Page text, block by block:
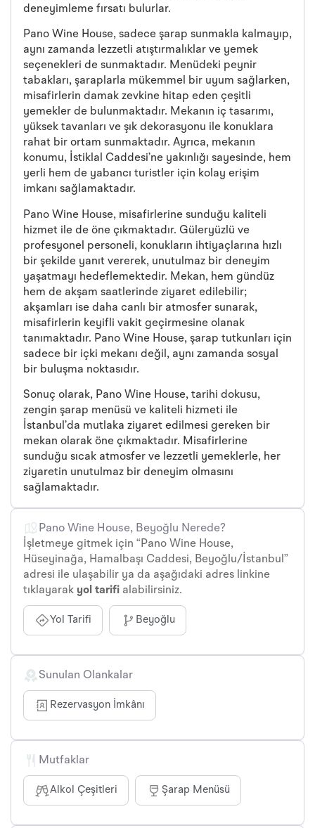
deneyimleme fırsatı bulurlar.
Pano Wine House, sadece şarap sunmakla kalmayıp,
aynı zamanda lezzetli atıştırmalıklar ve yemek
seçenekleri de sunmaktadır. Menüdeki peynir
tabakları, şaraplarla mükemmel bir uyum sağlarken,
misafirlerin damak zevkine hitap eden çeşitli
yemekler de bulunmaktadır. Mekanın iç tasarımı,
yüksek tavanları ve şık dekorasyonu ile konuklara
rahat bir ortam sunmaktadır. Ayrıca, mekanın
konumu, İstiklal Caddesi’ne yakınlığı sayesinde, hem
yerli hem de yabancı turistler için kolay erişim
imkanı sağlamaktadır.
Pano Wine House, misafirlerine sunduğu kaliteli
hizmet ile de öne çıkmaktadır. Güleryüzlü ve
profesyonel personeli, konukların ihtiyaçlarına hızlı
bir şekilde yanıt vererek, unutulmaz bir deneyim
yaşatmayı hedeflemektedir. Mekan, hem gündüz
hem de akşam saatlerinde ziyaret edilebilir;
akşamları ise daha canlı bir atmosfer sunarak,
misafirlerin keyifli vakit geçirmesine olanak
tanımaktadır. Pano Wine House, şarap tutkunları için
sadece bir içki mekanı değil, aynı zamanda sosyal
bir buluşma noktasıdır.
Sonuç olarak, Pano Wine House, tarihi dokusu,
zengin şarap menüsü ve kaliteli hizmeti ile
İstanbul’da mutlaka ziyaret edilmesi gereken bir
mekan olarak öne çıkmaktadır. Misafirlerine
sunduğu sıcak atmosfer ve lezzetli yemeklerle, her
ziyaretin unutulmaz bir deneyim olmasını
sağlamaktadır.
Pano Wine House, Beyoğlu Nerede?
İşletmeye gitmek için “Pano Wine House,
Hüseyinağa, Hamalbaşı Caddesi, Beyoğlu/İstanbul”
adresi ile ulaşabilir ya da aşağıdaki adres linkine
tıklayarak yol tarifi alabilirsiniz.
Yol Tarifi Beyoğlu
Sunulan Olankalar
Rezervasyon İmkânı
Mutfaklar
Alkol Çeşitleri Şarap Menüsü